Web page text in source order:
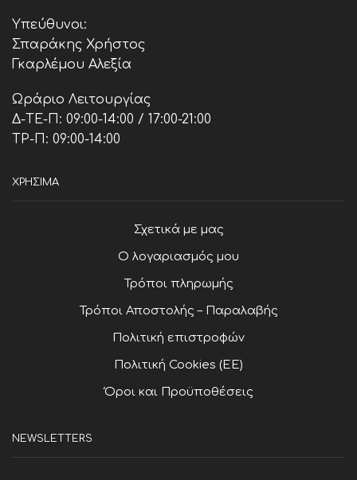
Υπεύθυνοι:
Σπαράκης Χρήστος
Γκαρλέμου Αλεξία
Ωράριο Λειτουργίας
Δ-ΤΕ-Π: 09:00-14:00 / 17:00-21:00
ΤΡ-Π: 09:00-14:00
ΧΡΗΣΙΜΑ
Σχετικά με μας
Ο λογαριασμός μου
Τρόποι πληρωμής
Τρόποι Αποστολής – Παραλαβής
Πολιτική επιστροφών
Πολιτική Cookies (ΕΕ)
Όροι και Προϋποθέσεις
NEWSLETTERS